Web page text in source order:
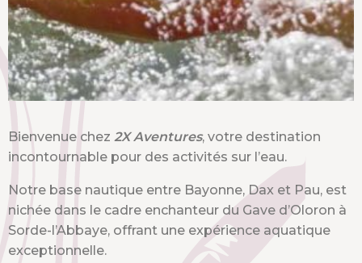
Bienvenue chez 2X Aventures, votre destination
incontournable pour des activités sur l’eau.
Notre base nautique entre Bayonne, Dax et Pau, est
nichée dans le cadre enchanteur du Gave d’Oloron à
Sorde-l’Abbaye, offrant une expérience aquatique
exceptionnelle.